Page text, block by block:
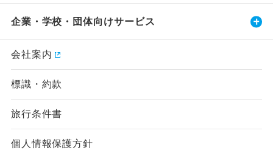
企業・学校・団体向けサービス
会社案内
標識・約款
旅行条件書
個人情報保護方針